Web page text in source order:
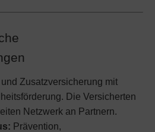
Zusatzversicherung mit
Die Versicherten
Netzwerk an Partnern.
Prävention,